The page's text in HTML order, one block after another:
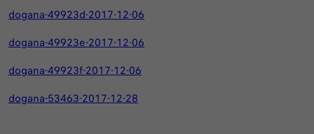
dogana-49923d-2017-12-06
dogana-49923e-2017-12-06
dogana-49923f-2017-12-06
dogana-53463-2017-12-28